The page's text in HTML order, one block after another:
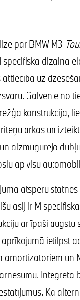
par BMW M3
dizaina
uz
Galvenie no
konstrukcija,
arkas un
aizmugurējo
ap visu
atsperu
asij ir M
ar īpaši augstu
ietilpst
amortizatoriem un
Integrētā
Kā